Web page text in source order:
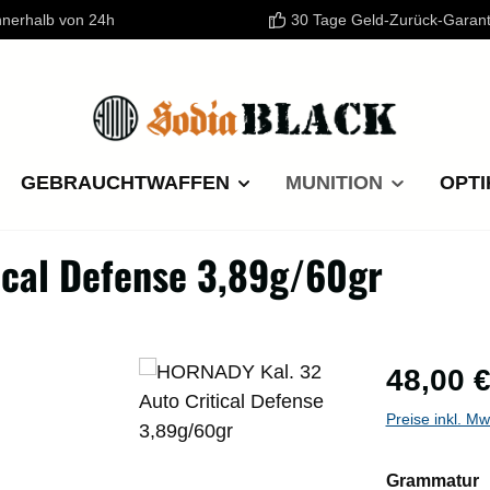
von 24h 30 Tage Geld-Zurück-
GEBRAUCHTWAFFEN MUNITION
Defense 3,89g/60gr
Regulärer
48,00 €
Preise inkl.
Grammatur